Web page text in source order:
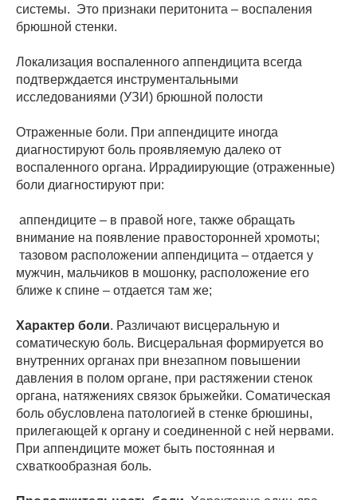
системы. Это признаки перитонита – воспаления
брюшной стенки.
Локализация воспаленного аппендицита всегда
подтверждается инструментальными
исследованиями (УЗИ) брюшной полости
Отраженные боли. При аппендиците иногда
диагностируют боль проявляемую далеко от
воспаленного органа. Иррадиирующие (отраженные)
боли диагностируют при:
аппендиците – в правой ноге, также обращать
внимание на появление правосторонней хромоты;
тазовом расположении аппендицита – отдается у
мужчин, мальчиков в мошонку, расположение его
ближе к спине – отдается там же;
Характер боли. Различают висцеральную и
соматическую боль. Висцеральная формируется во
внутренних органах при внезапном повышении
давления в полом органе, при растяжении стенок
органа, натяжениях связок брыжейки. Соматическая
боль обусловлена патологией в стенке брюшины,
прилегающей к органу и соединенной с ней нервами.
При аппендиците может быть постоянная и
схваткообразная боль.